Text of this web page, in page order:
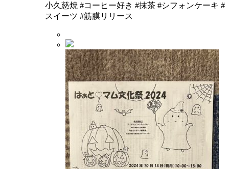
小久慈焼 #コーヒー好き #抹茶 #シフォンケーキ #
スイーツ #筋膜リリース